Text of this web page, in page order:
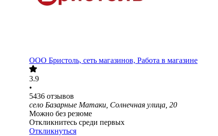
ООО Бристоль, сеть магазинов, Работа в магазине
3.9
•
5436 отзывов
село Базарные Матаки, Солнечная улица, 20
Можно без резюме
Откликнитесь среди первых
Откликнуться